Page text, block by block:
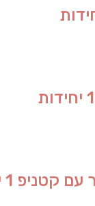
1 יחידות